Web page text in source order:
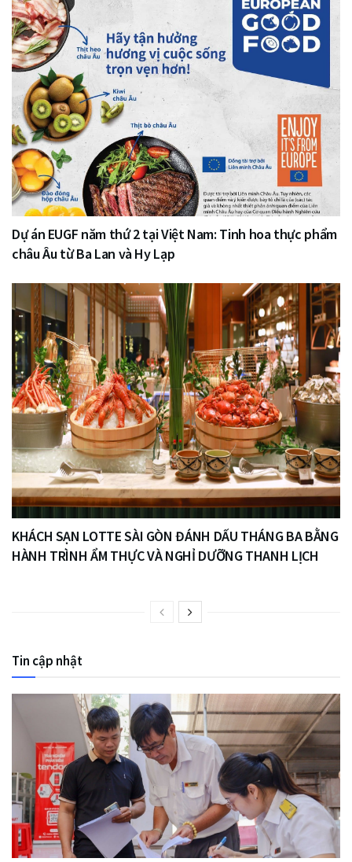
Dự án EUGF năm thứ 2 tại Việt Nam: Tinh hoa thực phẩm
châu Âu từ Ba Lan và Hy Lạp
KHÁCH SẠN LOTTE SÀI GÒN ĐÁNH DẤU THÁNG BA BẰNG
HÀNH TRÌNH ẨM THỰC VÀ NGHỈ DƯỠNG THANH LỊCH
Tin cập nhật